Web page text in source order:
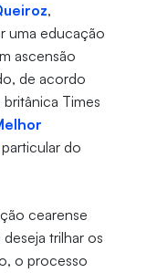
,
uma educação
ascensão
de acordo
Times
particular do
cearense
trilhar os
o processo